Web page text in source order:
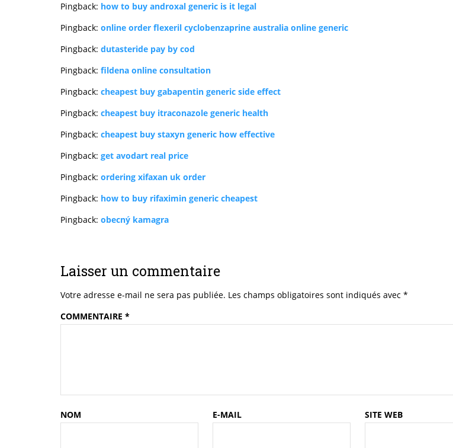
Pingback: how to buy androxal generic is it legal
Pingback: online order flexeril cyclobenzaprine australia online generic
Pingback: dutasteride pay by cod
Pingback: fildena online consultation
Pingback: cheapest buy gabapentin generic side effect
Pingback: cheapest buy itraconazole generic health
Pingback: cheapest buy staxyn generic how effective
Pingback: get avodart real price
Pingback: ordering xifaxan uk order
Pingback: how to buy rifaximin generic cheapest
Pingback: obecný kamagra
Laisser un commentaire
Votre adresse e-mail ne sera pas publiée. Les champs obligatoires sont indiqués avec *
COMMENTAIRE *
NOM E-MAIL SITE WEB